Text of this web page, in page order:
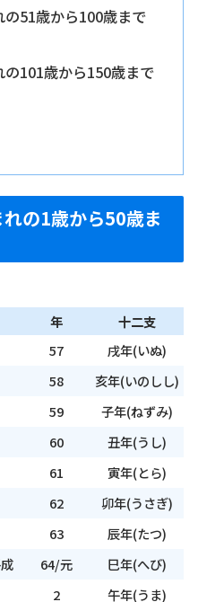
51歳から100歳まで
101歳から150歳まで
の1歳から50歳ま
年 十二支
57 戌年(いぬ)
58 亥年(いのしし)
59 子年(ねずみ)
60 丑年(うし)
61 寅年(とら)
62 卯年(うさぎ)
63 辰年(たつ)
64/元 巳年(へび)
2 午年(うま)